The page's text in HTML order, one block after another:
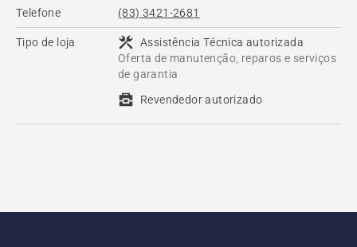
Telefone (83) 3421-2681
Tipo de loja
Assistência Técnica autorizada
Oferta de manutenção, reparos e serviços
de garantia
Revendedor autorizado